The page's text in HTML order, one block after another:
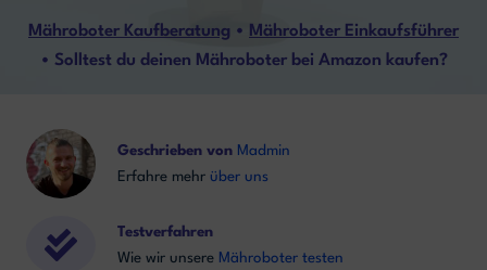
Mähroboter Kaufberatung • Mähroboter Einkaufsführer
• Solltest du deinen Mähroboter bei Amazon kaufen?
Geschrieben von Madmin
Erfahre mehr über uns
Testverfahren
Wie wir unsere Mähroboter testen